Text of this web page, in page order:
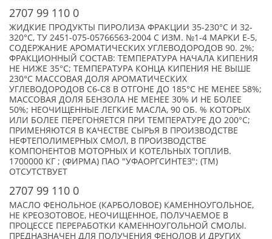
2707 99 110 0
ЖИДКИЕ ПРОДУКТЫ ПИРОЛИЗА ФРАКЦИИ 35-230°C И 32-
320°C, ТУ 2451-075-05766563-2004 С ИЗМ. №1-4 МАРКИ Е-5,
СОДЕРЖАНИЕ АРОМАТИЧЕСКИХ УГЛЕВОДОРОДОВ 90. 2%;
ФРАКЦИОННЫЙ СОСТАВ: ТЕМПЕРАТУРА НАЧАЛА КИПЕНИЯ
НЕ НИЖЕ 35°C; ТЕМПЕРАТУРА КОНЦА КИПЕНИЯ НЕ ВЫШЕ
230°C МАССОВАЯ ДОЛЯ АРОМАТИЧЕСКИХ
УГЛЕВОДОРОДОВ С6-С8 В ОТГОНЕ ДО 185°C НЕ МЕНЕЕ 58%;
МАССОВАЯ ДОЛЯ БЕНЗОЛА НЕ МЕНЕЕ 30% И НЕ БОЛЕЕ
50%; НЕОЧИЩЕННЫЕ ЛЕГКИЕ МАСЛА, 90 ОБ. % КОТОРЫХ
ИЛИ БОЛЕЕ ПЕРЕГОНЯЕТСЯ ПРИ ТЕМПЕРАТУРЕ ДО 200°С;
ПРИМЕНЯЮТСЯ В КАЧЕСТВЕ СЫРЬЯ В ПРОИЗВОДСТВЕ
НЕФТЕПОЛИМЕРНЫХ СМОЛ, В ПРОИЗВОДСТВЕ
КОМПОНЕНТОВ МОТОРНЫХ И КОТЕЛЬНЫХ ТОПЛИВ.
1700000 КГ ; (ФИРМА) ПАО "УФАОРГСИНТЕЗ"; (TM)
ОТСУТСТВУЕТ
2707 99 110 0
МАСЛО ФЕНОЛЬНОЕ (КАРБОЛОВОЕ) КАМЕННОУГОЛЬНОЕ,
НЕ КРЕОЗОТОВОЕ, НЕОЧИЩЕННОЕ, ПОЛУЧАЕМОЕ В
ПРОЦЕССЕ ПЕРЕРАБОТКИ КАМЕННОУГОЛЬНОЙ СМОЛЫ.
ПРЕДНАЗНАЧЕН ДЛЯ ПОЛУЧЕНИЯ ФЕНОЛОВ И ДРУГИХ